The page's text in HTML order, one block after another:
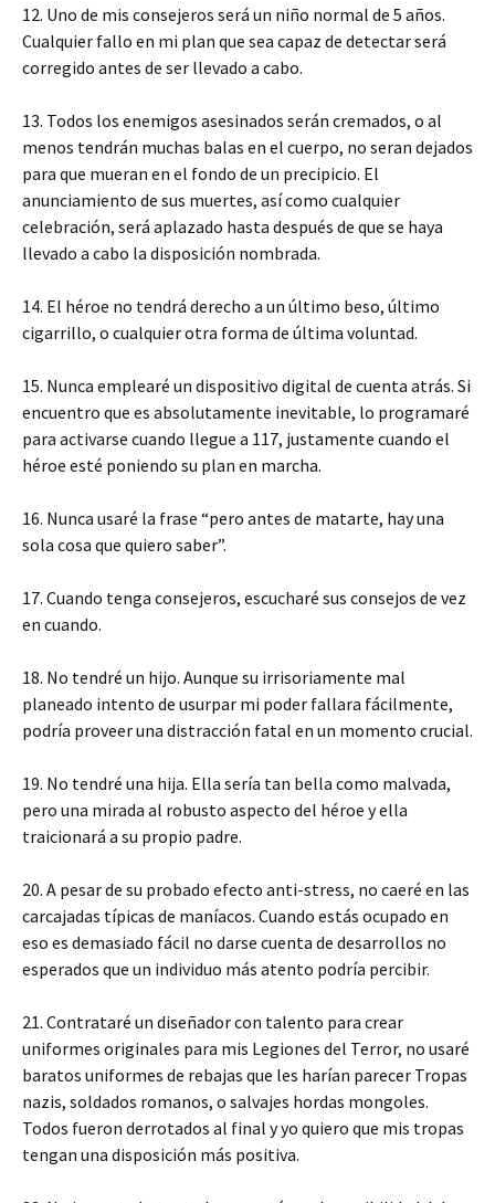
12. Uno de mis consejeros será un niño normal de 5 años.
Cualquier fallo en mi plan que sea capaz de detectar será
corregido antes de ser llevado a cabo.
13. Todos los enemigos asesinados serán cremados, o al
menos tendrán muchas balas en el cuerpo, no seran dejados
para que mueran en el fondo de un precipicio. El
anunciamiento de sus muertes, así como cualquier
celebración, será aplazado hasta después de que se haya
llevado a cabo la disposición nombrada.
14. El héroe no tendrá derecho a un último beso, último
cigarrillo, o cualquier otra forma de última voluntad.
15. Nunca emplearé un dispositivo digital de cuenta atrás. Si
encuentro que es absolutamente inevitable, lo programaré
para activarse cuando llegue a 117, justamente cuando el
héroe esté poniendo su plan en marcha.
16. Nunca usaré la frase “pero antes de matarte, hay una
sola cosa que quiero saber”.
17. Cuando tenga consejeros, escucharé sus consejos de vez
en cuando.
18. No tendré un hijo. Aunque su irrisoriamente mal
planeado intento de usurpar mi poder fallara fácilmente,
podría proveer una distracción fatal en un momento crucial.
19. No tendré una hija. Ella sería tan bella como malvada,
pero una mirada al robusto aspecto del héroe y ella
traicionará a su propio padre.
20. A pesar de su probado efecto anti-stress, no caeré en las
carcajadas típicas de maníacos. Cuando estás ocupado en
eso es demasiado fácil no darse cuenta de desarrollos no
esperados que un individuo más atento podría percibir.
21. Contrataré un diseñador con talento para crear
uniformes originales para mis Legiones del Terror, no usaré
baratos uniformes de rebajas que les harían parecer Tropas
nazis, soldados romanos, o salvajes hordas mongoles.
Todos fueron derrotados al final y yo quiero que mis tropas
tengan una disposición más positiva.